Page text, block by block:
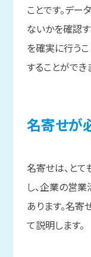
ことです。デー
ないかを確認
を確実に行う
することができ
名寄せが
名寄せは、と
し、企業の営
あります。名
て説明します。